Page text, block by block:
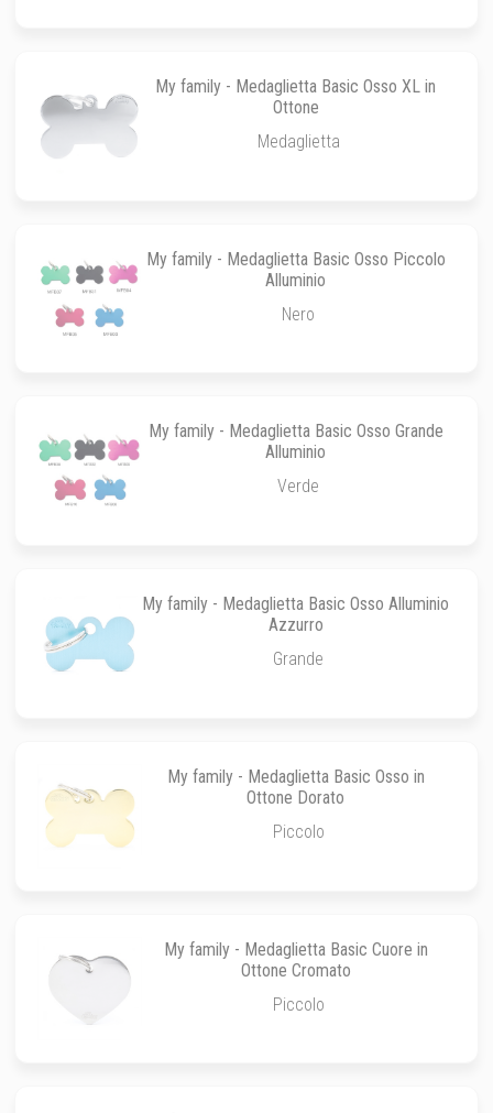
My family - Medaglietta Basic Osso XL in
Ottone
Medaglietta
My family - Medaglietta Basic Osso Piccolo
Alluminio
Nero
My family - Medaglietta Basic Osso Grande
Alluminio
Verde
My family - Medaglietta Basic Osso Alluminio
Azzurro
Grande
My family - Medaglietta Basic Osso in
Ottone Dorato
Piccolo
My family - Medaglietta Basic Cuore in
Ottone Cromato
Piccolo